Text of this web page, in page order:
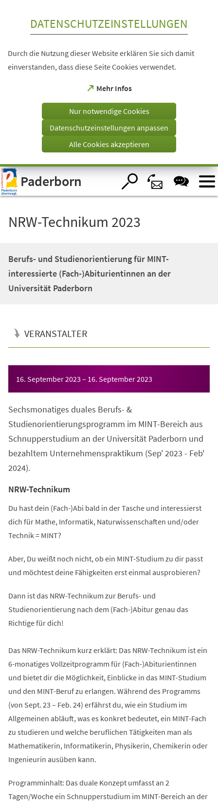
Visuelle
Assistenzsoftware
öffnen.
DATENSCHUTZEINSTELLUNGEN
Durch die Nutzung dieser Website erklären Sie sich damit
einverstanden, dass diese Seite Cookies verwendet.
Mehr Infos
(Öffnet
einem
Tab)
Nur notwendige Cookies
Datenschutzeinstellungen anpassen
Alle Cookies akzeptieren
Paderborn
NRW-Technikum 2023
Berufs- und Studienorientierung für MINT-
interessierte (Fach-)Abiturientinnen an der
Universität Paderborn
VERANSTALTER
16. September 2023 – 16. September 2023
Sechsmonatiges duales Berufs- &
Studienorientierungsprogramm im MINT-Bereich aus
Schnupperstudium an der Universität Paderborn und
bezahltem Unternehmenspraktikum (Sep' 2023 - Feb'
2024).
NRW-Technikum
Du hast dein (Fach-)Abi bald in der Tasche und interessierst
dich für Mathe, Informatik, Naturwissenschaften und/oder
Technik = MINT?
Aber, Du weißt noch nicht, ob ein MINT-Studium zu dir passt
und möchtest deine Fähigkeiten erst einmal ausprobieren?
Dann ist das NRW-Technikum zur Berufs- und
Studienorientierung nach dem (Fach-)Abitur genau das
Richtige für dich!
Das NRW-Technikum kurz erklärt: Das NRW-Technikum ist ein
6-monatiges Vollzeitprogramm für (Fach-)Abiturientinnen
und bietet dir die Möglichkeit, Einblicke in das MINT-Studium
und den MINT-Beruf zu erlangen. Während des Programms
(von Sept. 23 – Feb. 24) erfährst du, wie ein Studium im
Allgemeinen abläuft, was es konkret bedeutet, ein MINT-Fach
zu studieren und welche beruflichen Tätigkeiten man als
Mathematikerin, Informatikerin, Physikerin, Chemikerin oder
Ingenieurin ausüben kann.
Programminhalt: Das duale Konzept umfasst an 2
Tagen/Woche ein Schnupperstudium im MINT-Bereich an der